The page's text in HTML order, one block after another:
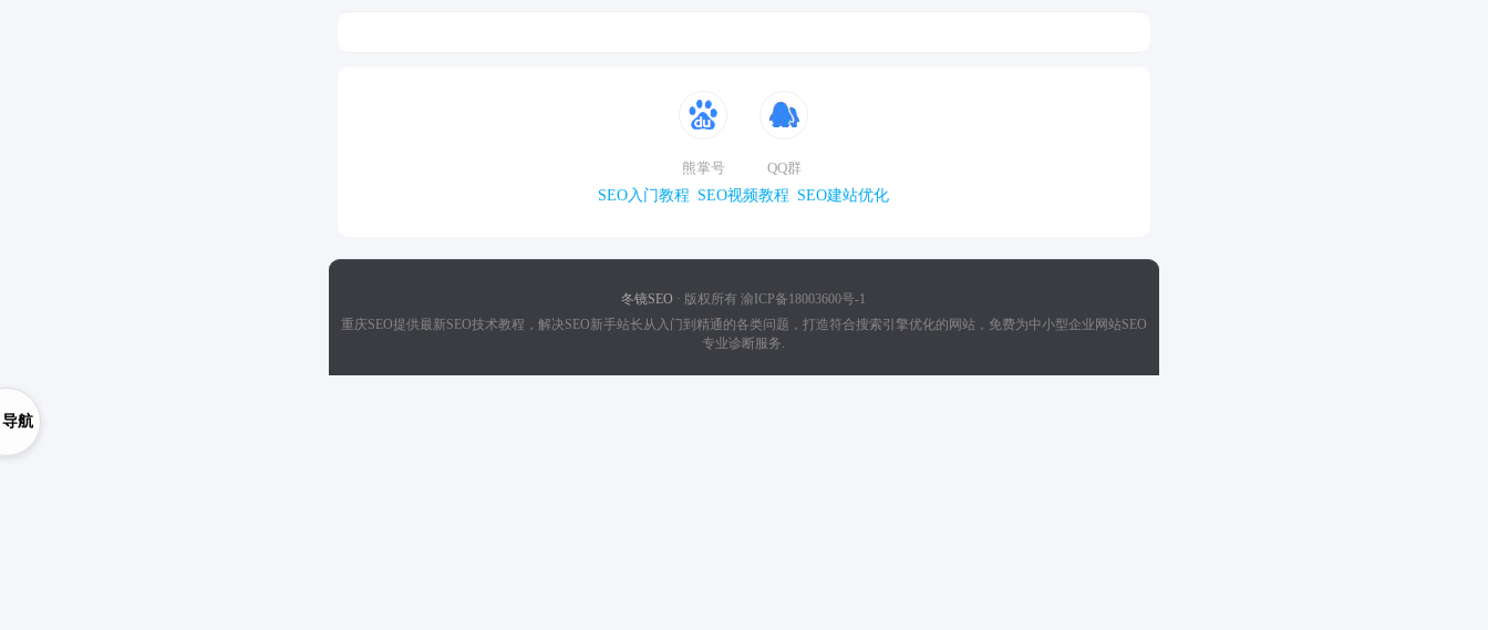
熊掌号
QQ群
SEO入门教程 SEO视频教程 SEO建站优化
冬镜SEO · 版权所有 渝ICP备18003600号-1
重庆SEO提供最新SEO技术教程，解决SEO新手站长从入门到精通的各类问题，打造符合搜索引擎优化的网站，免费为中小型企业网站SEO
专业诊断服务.
航